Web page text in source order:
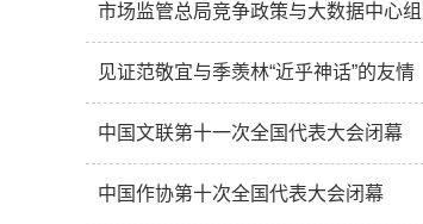
市场监管总局竞争政策与大数据中心
见证范敬宜与季羡林“近乎神话”的友情
中国文联第十一次全国代表大会闭幕
中国作协第十次全国代表大会闭幕